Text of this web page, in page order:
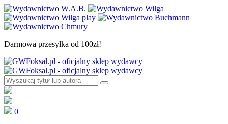
Darmowa przesyłka od 100zł!
0